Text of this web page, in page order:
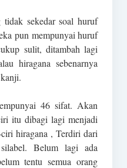
tidak sekedar soal huruf
pun mempunyai huruf
sulit, ditambah lagi
hiragana sebenarnya
46 sifat. Akan
itu dibagi lagi menjadi
hiragana , Terdiri dari
Belum lagi ada
tentu semua orang